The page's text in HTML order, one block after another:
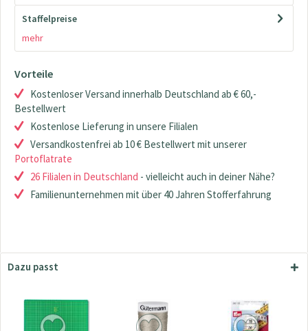
Staffelpreise
mehr
Vorteile
Kostenloser Versand innerhalb Deutschland ab € 60,-
Bestellwert
Kostenlose Lieferung in unsere Filialen
Versandkostenfrei ab 10 € Bestellwert mit unserer
Portoflatrate
26 Filialen in Deutschland - vielleicht auch in deiner Nähe?
Familienunternehmen mit über 40 Jahren Stofferfahrung
Dazu passt